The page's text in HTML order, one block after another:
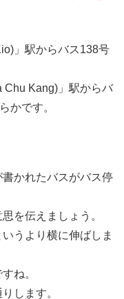
」駅からバス138号
Chu Kang)」駅からバ
かです。
かれたバスがバス停
を伝えましょう。
うより横に伸ばしま
ね。
します。